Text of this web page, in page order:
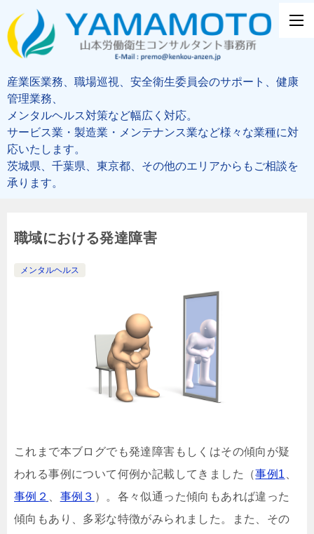
産業医業務、職場巡視、安全衛生委員会のサポート、健康
管理業務、
メンタルヘルス対策など幅広く対応。
サービス業・製造業・メンテナンス業など様々な業種に対
応いたします。
茨城県、千葉県、東京都、その他のエリアからもご相談を
承ります。
職域における発達障害
メンタルヘルス
これまで本ブログでも発達障害もしくはその傾向が疑
われる事例について何例か記載してきました（事例1
事例２
事例３ ）。各々似通った傾向もあれば違った
傾向もあり、多彩な特徴がみられました。また、その